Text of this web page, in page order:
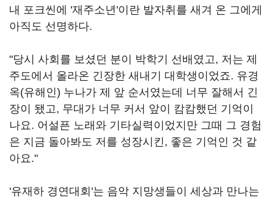
내 포크씬에 '재주소년'이란 발자취를 새겨 온 그에게
아직도 선명하다.
"당시 사회를 보셨던 분이 박학기 선배였고, 저는 제
주도에서 올라온 긴장한 새내기 대학생이었죠. 유경
옥(유해인) 누나가 제 앞 순서였는데 너무 잘해서 긴
장이 됐고, 무대가 너무 커서 앞이 캄캄했던 기억이
나요. 어설픈 노래와 기타실력이었지만 그때 그 경험
은 지금 돌아봐도 저를 성장시킨, 좋은 기억인 것 같
아요."
'유재하 경연대회'는 음악 지망생들이 세상과 만나는